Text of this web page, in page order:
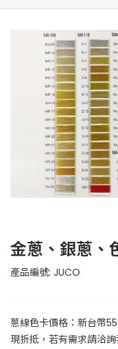
金蔥、銀蔥、
產品編號: JUCO
蔥線色卡價格：新台幣
現折抵，若有需求請洽